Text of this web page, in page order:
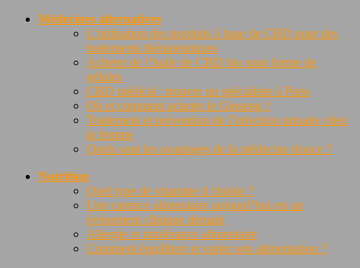
Médecines alternatives
L’utilisation des produits à base de CBD pour des
traitements thérapeutiques
Acheter de l’huile de CBD bio sous forme de
gélules
CBD médical : trouver un spécialiste à Paris
Où et comment acheter le Ginseng ?
Traitement et prévention de l’infection urinaire chez
la femme
Quels sont les avantages de la médecine douce ?
Nutrition
Quel type de vitamine d choisir ?
Une carence alimentaire aujourd’hui est un
événement clinique demain
Allergie et intolérance alimentaire
Comment équilibrer et varier son alimentation ?